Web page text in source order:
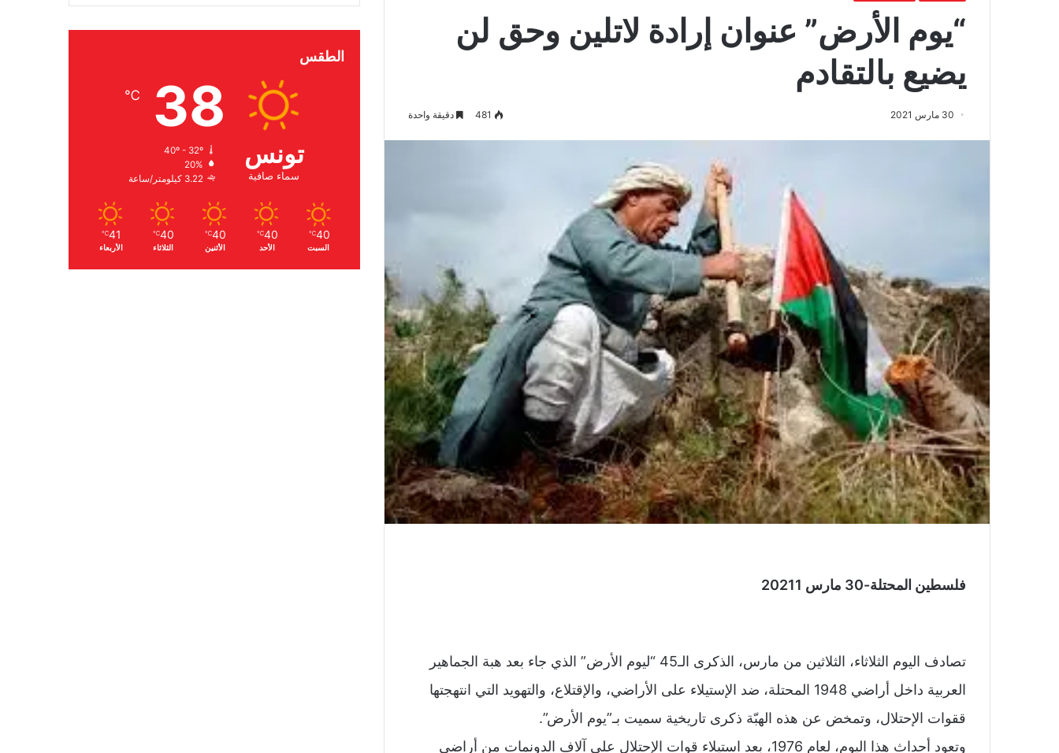
“يوم الأرض” عنوان إرادة لاتلين وحق لن
يضيع بالتقادم
30 مارس 2021 481 دقيقة واحدة
فلسطين المحتلة-30 مارس 20211
تصادف اليوم الثلاثاء، الثلاثين من مارس، الذكرى الـ45 “ليوم الأرض” الذي جاء بعد هبة الجماهير
العربية داخل أراضي 1948 المحتلة، ضد الإستيلاء على الأراضي، والإقتلاع، والتهويد التي انتهجتها
ققوات الإحتلال، وتمخض عن هذه الهبّة ذكرى تاريخية سميت بـ”يوم الأرض”.
وتعود أحداث هذا اليوم، لعام 1976، بعد استيلاء قوات الإحتلال على آلاف الدونمات من أراضي
الطقس
تونس
سماء صافية
38
℃
40º - 32º
20%
3.22 كيلومتر/ساعة
40
℃
السبت
40
℃
الأحد
40
℃
الأثنين
40
℃
الثلاثاء
41
℃
الأربعاء